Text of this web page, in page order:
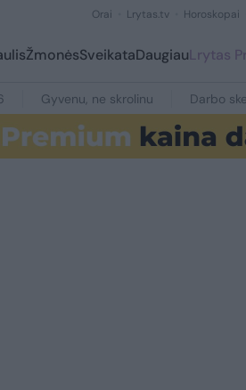
Orai Lrytas.tv Horoskopai
ŽmonėsSveikataDaugiauLrytas
Gyvenu, ne skrolinu Darbo